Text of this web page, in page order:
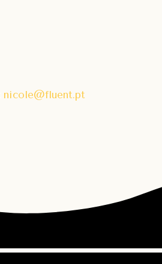
nicole@fluent.pt